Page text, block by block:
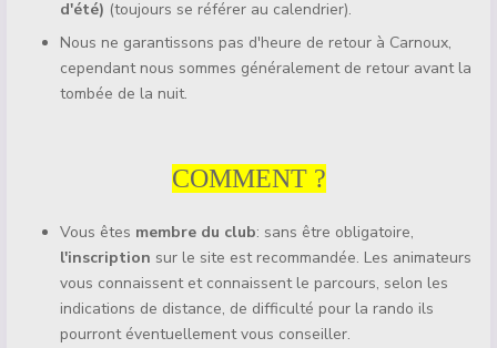
d'été) (toujours se référer au calendrier).
Nous ne garantissons pas d'heure de retour à Carnoux,
cependant nous sommes généralement de retour avant la
tombée de la nuit.
COMMENT ?
Vous êtes membre du club: sans être obligatoire,
l'inscription sur le site est recommandée. Les animateurs
vous connaissent et connaissent le parcours, selon les
indications de distance, de difficulté pour la rando ils
pourront éventuellement vous conseiller.